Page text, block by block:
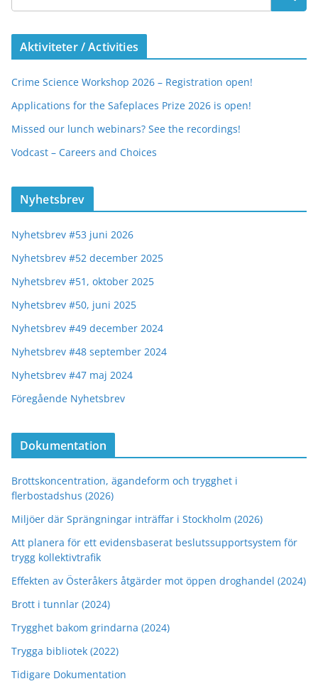
Aktiviteter / Activities
Crime Science Workshop 2026 – Registration open!
Applications for the Safeplaces Prize 2026 is open!
Missed our lunch webinars? See the recordings!
Vodcast – Careers and Choices
Nyhetsbrev
Nyhetsbrev #53 juni 2026
Nyhetsbrev #52 december 2025
Nyhetsbrev #51, oktober 2025
Nyhetsbrev #50, juni 2025
Nyhetsbrev #49 december 2024
Nyhetsbrev #48 september 2024
Nyhetsbrev #47 maj 2024
Föregående Nyhetsbrev
Dokumentation
Brottskoncentration, ägandeform och trygghet i
flerbostadshus (2026)
Miljöer där Sprängningar inträffar i Stockholm (2026)
Att planera för ett evidensbaserat beslutssupportsystem för
trygg kollektivtrafik
Effekten av Österåkers åtgärder mot öppen droghandel (2024)
Brott i tunnlar (2024)
Trygghet bakom grindarna (2024)
Trygga bibliotek (2022)
Tidigare Dokumentation